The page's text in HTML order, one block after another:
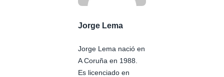
Jorge Lema
Jorge Lema nació en
A Coruña en 1988.
Es licenciado en